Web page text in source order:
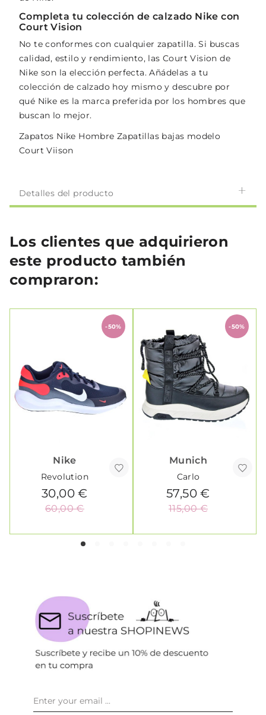
Completa tu colección de calzado Nike con
Court Vision
No te conformes con cualquier zapatilla. Si buscas
calidad, estilo y rendimiento, las Court Vision de
Nike son la elección perfecta. Añádelas a tu
colección de calzado hoy mismo y descubre por
qué Nike es la marca preferida por los hombres que
buscan lo mejor.
Zapatos Nike Hombre Zapatillas bajas modelo
Court Viison
Detalles del producto
Los clientes que adquirieron
este producto también
compraron:
-50%
Nike
Revolution
30,00 €
60,00 €
-50%
Munich
Carlo
57,50 €
115,00 €